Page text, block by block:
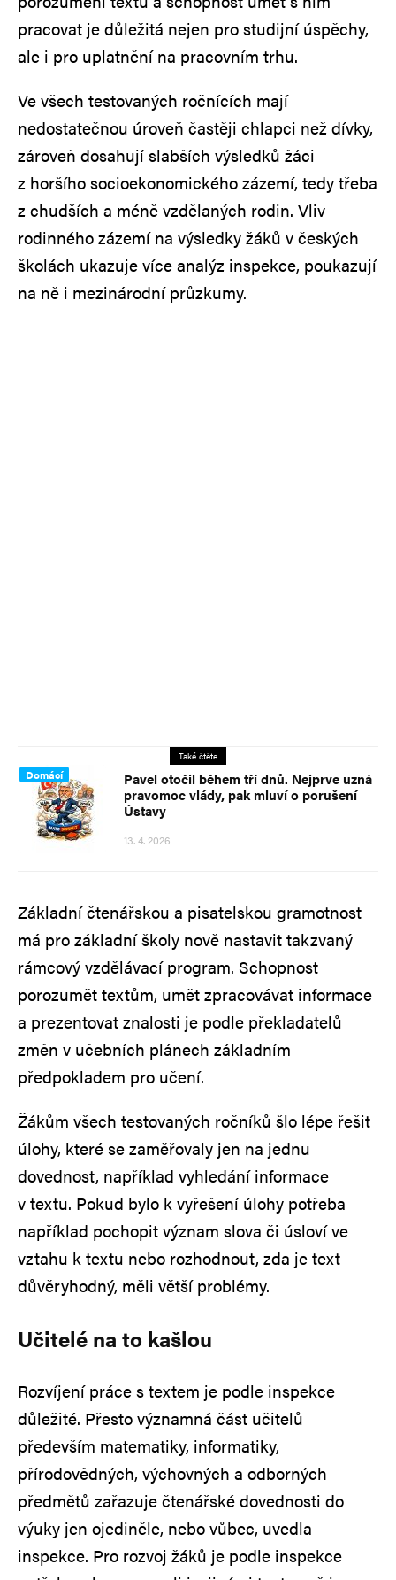
pracovat je důležitá nejen pro studijní úspěchy,
ale i pro uplatnění na pracovním trhu.
Ve všech testovaných ročnících mají
nedostatečnou úroveň častěji chlapci než dívky,
zároveň dosahují slabších výsledků žáci
z horšího socioekonomického zázemí, tedy třeba
z chudších a méně vzdělaných rodin. Vliv
rodinného zázemí na výsledky žáků v českých
školách ukazuje více analýz inspekce, poukazují
na ně i mezinárodní průzkumy.
Také čtěte
Domácí
Pavel otočil během tří dnů. Nejprve uzná
pravomoc vlády, pak mluví o porušení
Ústavy
13. 4. 2026
Základní čtenářskou a pisatelskou gramotnost
má pro základní školy nově nastavit takzvaný
rámcový vzdělávací program. Schopnost
porozumět textům, umět zpracovávat informace
a prezentovat znalosti je podle překladatelů
změn v učebních plánech základním
předpokladem pro učení.
Žákům všech testovaných ročníků šlo lépe řešit
úlohy, které se zaměřovaly jen na jednu
dovednost, například vyhledání informace
v textu. Pokud bylo k vyřešení úlohy potřeba
například pochopit význam slova či úsloví ve
vztahu k textu nebo rozhodnout, zda je text
důvěryhodný, měli větší problémy.
Učitelé na to kašlou
Rozvíjení práce s textem je podle inspekce
důležité. Přesto významná část učitelů
především matematiky, informatiky,
přírodovědných, výchovných a odborných
předmětů zařazuje čtenářské dovednosti do
výuky jen ojediněle, nebo vůbec, uvedla
inspekce. Pro rozvoj žáků je podle inspekce